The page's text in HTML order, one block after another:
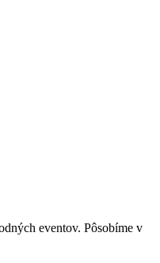
eventov. Pôsobíme v